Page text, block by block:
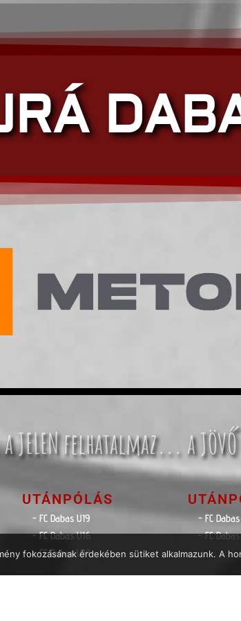
JELEN felhatalmaz... a
UTÁNPÓLÁS
- FC Dabas U19
- FC Dabas U16
- FC Dabas U14
- FC Dabas
- FC Dabas
fokozásának érdekében sütiket alkalmazunk. A